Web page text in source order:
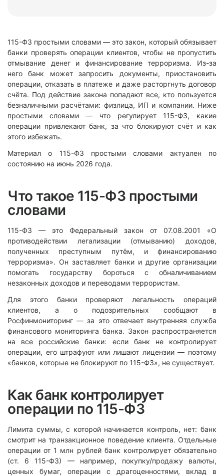
115-ФЗ простыми словами — это закон, который обязывает
банки проверять операции клиентов, чтобы не пропустить
отмывание денег и финансирование терроризма. Из-за
него банк может запросить документы, приостановить
операции, отказать в платеже и даже расторгнуть договор
счёта. Под действие закона попадают все, кто пользуется
безналичными расчётами: физлица, ИП и компании. Ниже
простыми словами — что регулирует 115-ФЗ, какие
операции привлекают банк, за что блокируют счёт и как
этого избежать.
Материал о 115-ФЗ простыми словами актуален по
состоянию на июнь 2026 года.
Что такое 115-ФЗ простыми
словами
115-ФЗ — это Федеральный закон от 07.08.2001 «О
противодействии легализации (отмыванию) доходов,
полученных преступным путём, и финансированию
терроризма». Он заставляет банки и другие организации
помогать государству бороться с обналичиванием
незаконных доходов и переводами террористам.
Для этого банки проверяют легальность операций
клиентов, а о подозрительных сообщают в
Росфинмониторинг — за это отвечает внутренняя служба
финансового мониторинга банка. Закон распространяется
на все российские банки: если банк не контролирует
операции, его штрафуют или лишают лицензии — поэтому
«банков, которые не блокируют по 115-ФЗ», не существует.
Как банк контролирует
операции по 115-ФЗ
Лимита суммы, с которой начинается контроль, нет: банк
смотрит на транзакционное поведение клиента. Отдельные
операции от 1 млн рублей банк контролирует обязательно
(ст. 6 115-ФЗ) — например, покупку/продажу валюты,
ценных бумаг, операции с драгоценностями, вклад в